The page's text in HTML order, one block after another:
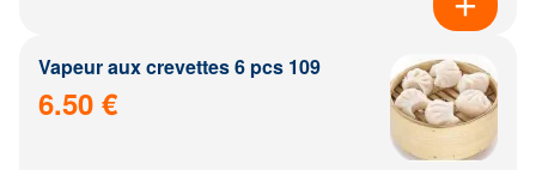
Vapeur aux crevettes 6 pcs 109
6.50 €